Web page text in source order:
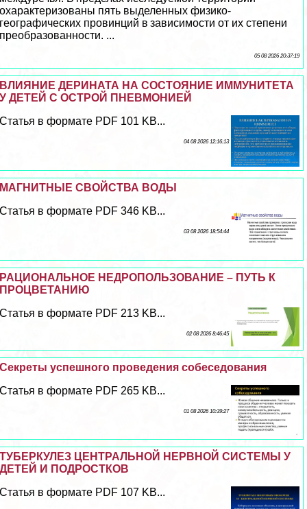
охаpaктеризованы пять выделенных физико-
географических провинций в зависимости от их степени
преобразованности. ...
05 08 2026 20:37:19
ВЛИЯНИЕ ДЕРИНАТА НА СОСТОЯНИЕ ИММУНИТЕТА
У ДЕТЕЙ С ОСТРОЙ ПНЕВМОНИЕЙ
Статья в формате PDF 101 KB...
04 08 2026 12:16:13
МАГНИТНЫЕ СВОЙСТВА ВОДЫ
Статья в формате PDF 346 KB...
03 08 2026 18:54:44
РАЦИОНАЛЬНОЕ НЕДРОПОЛЬЗОВАНИЕ – ПУТЬ К
ПРОЦВЕТАНИЮ
Статья в формате PDF 213 KB...
02 08 2026 8:46:45
Секреты успешного проведения собеседования
Статья в формате PDF 265 KB...
01 08 2026 10:39:27
ТУБЕРКУЛЕЗ ЦЕНТРАЛЬНОЙ НЕРВНОЙ СИСТЕМЫ У
ДЕТЕЙ И ПОДРОСТКОВ
Статья в формате PDF 107 KB...